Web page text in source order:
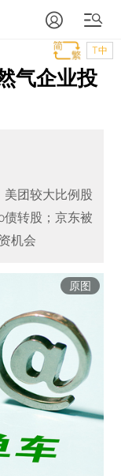
T中
气企业投
美团较大比例股
转股；京东被
机会
原图